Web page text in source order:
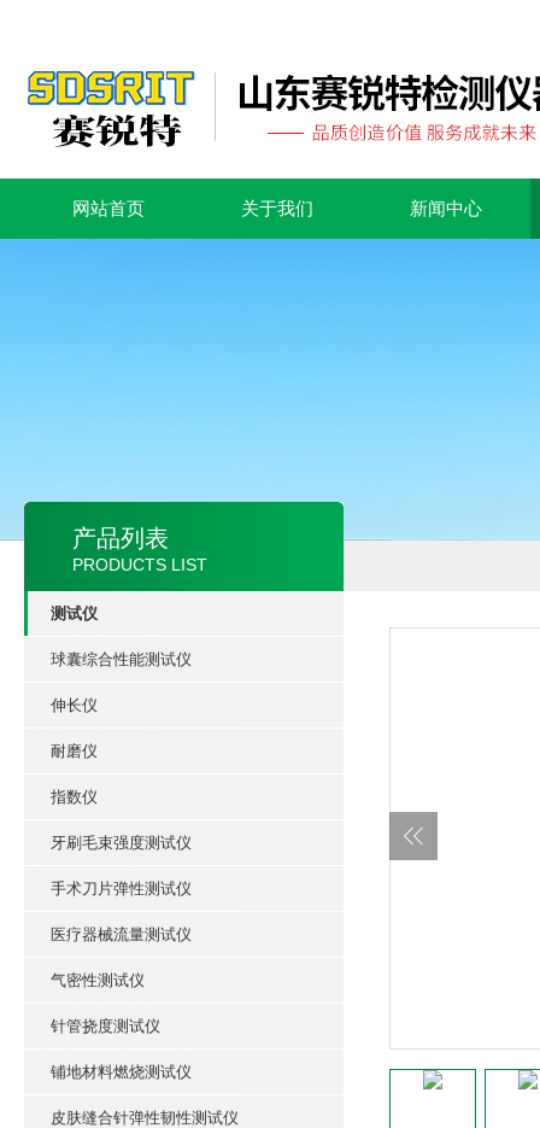
网站首页 关于我们 新闻中心
产品列表
PRODUCTS LIST
测试仪
球囊综合性能测试仪
伸长仪
耐磨仪
指数仪
牙刷毛束强度测试仪
手术刀片弹性测试仪
医疗器械流量测试仪
气密性测试仪
针管挠度测试仪
铺地材料燃烧测试仪
皮肤缝合针弹性韧性测试仪